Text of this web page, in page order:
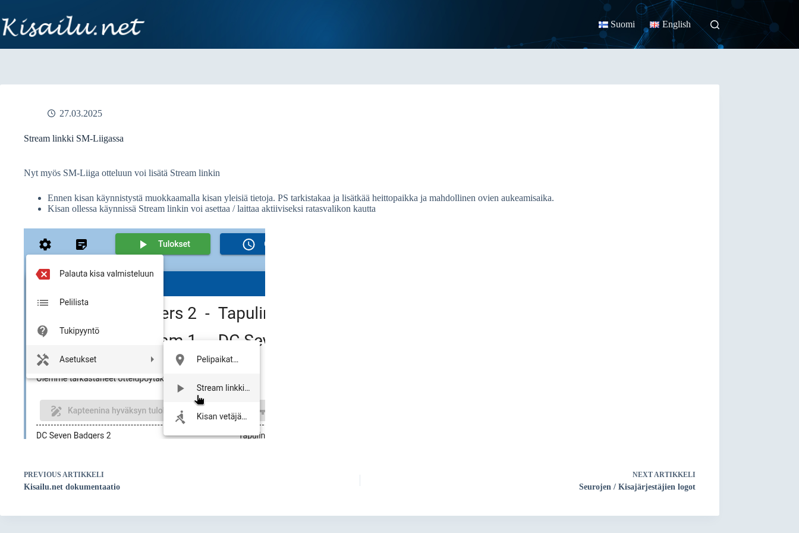
content
Suomi English
27.03.2025
Stream linkki SM-Liigassa
Nyt myös SM-Liiga otteluun voi lisätä Stream linkin
Ennen kisan käynnistystä muokkaamalla kisan yleisiä tietoja. PS tarkistakaa ja lisätkää heittopaikka ja mahdollinen ovien aukeamisaika.
Kisan ollessa käynnissä Stream linkin voi asettaa / laittaa aktiiviseksi ratasvalikon kautta
PREVIOUS ARTIKKELI
Kisailu.net dokumentaatio
NEXTARTIKKELI
Seurojen / Kisajärjestäjien logot